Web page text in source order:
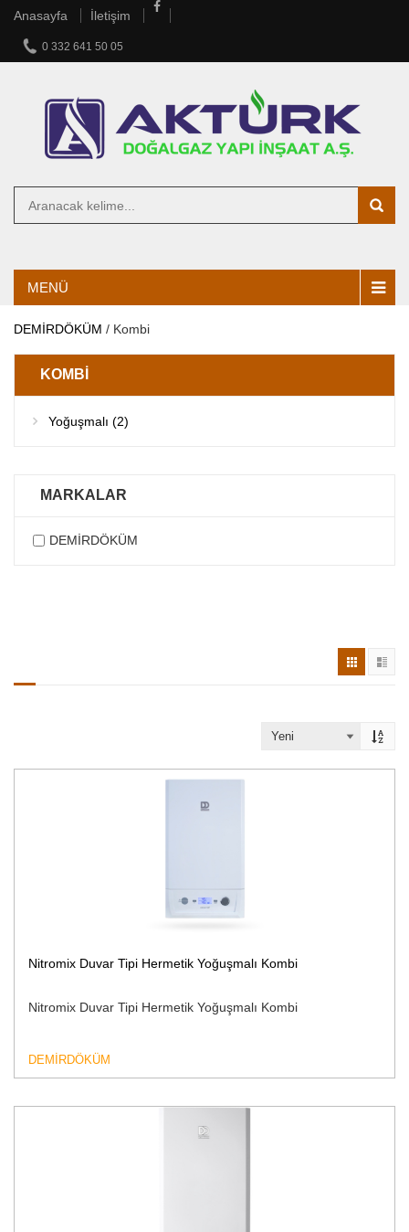
Anasayfa İletişim
0 332 641 50 05
MENÜ
DEMİRDÖKÜM / Kombi
KOMBI
Yoğuşmalı (2)
MARKALAR
DEMİRDÖKÜM
Nitromix Duvar Tipi Hermetik Yoğuşmalı Kombi
Nitromix Duvar Tipi Hermetik Yoğuşmalı Kombi
DEMİRDÖKÜM